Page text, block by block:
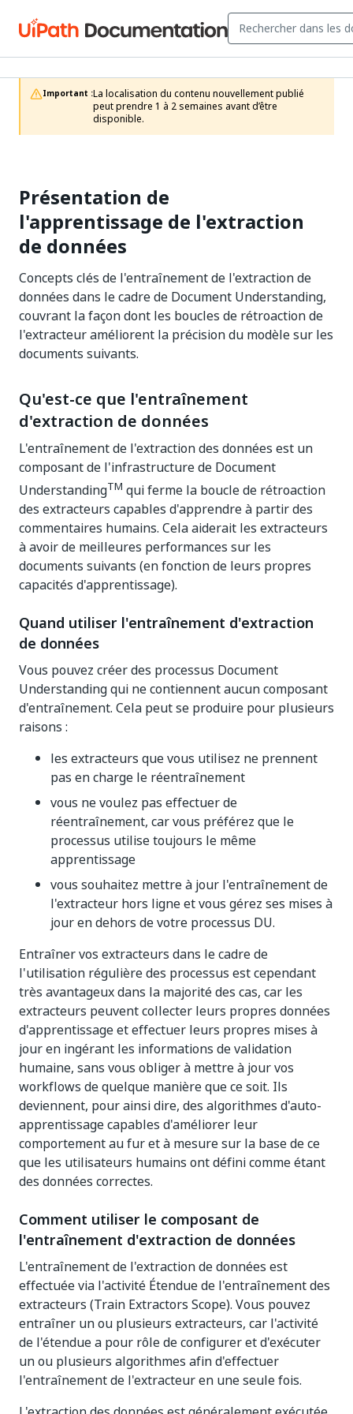
Important :La localisation du contenu nouvellement publié
peut prendre 1 à 2 semaines avant d’être
disponible.
Présentation de
l'apprentissage de l'extraction
de données
Concepts clés de l'entraînement de l'extraction de
données dans le cadre de Document Understanding,
couvrant la façon dont les boucles de rétroaction de
l'extracteur améliorent la précision du modèle sur les
documents suivants.
Qu'est-ce que l'entraînement
d'extraction de données
L'entraînement de l'extraction des données est un
composant de l'infrastructure de Document
UnderstandingTM qui ferme la boucle de rétroaction
des extracteurs capables d'apprendre à partir des
commentaires humains. Cela aiderait les extracteurs
à avoir de meilleures performances sur les
documents suivants (en fonction de leurs propres
capacités d'apprentissage).
Quand utiliser l'entraînement d'extraction
de données
Vous pouvez créer des processus Document
Understanding qui ne contiennent aucun composant
d'entraînement. Cela peut se produire pour plusieurs
raisons :
les extracteurs que vous utilisez ne prennent
pas en charge le réentraînement
vous ne voulez pas effectuer de
réentraînement, car vous préférez que le
processus utilise toujours le même
apprentissage
vous souhaitez mettre à jour l'entraînement de
l'extracteur hors ligne et vous gérez ses mises à
jour en dehors de votre processus DU.
Entraîner vos extracteurs dans le cadre de
l'utilisation régulière des processus est cependant
très avantageux dans la majorité des cas, car les
extracteurs peuvent collecter leurs propres données
d'apprentissage et effectuer leurs propres mises à
jour en ingérant les informations de validation
humaine, sans vous obliger à mettre à jour vos
workflows de quelque manière que ce soit. Ils
deviennent, pour ainsi dire, des algorithmes d'auto-
apprentissage capables d'améliorer leur
comportement au fur et à mesure sur la base de ce
que les utilisateurs humains ont défini comme étant
des données correctes.
Comment utiliser le composant de
l'entraînement d'extraction de données
L'entraînement de l'extraction de données est
effectuée via l'activité Étendue de l'entraînement des
extracteurs (Train Extractors Scope). Vous pouvez
entraîner un ou plusieurs extracteurs, car l'activité
de l'étendue a pour rôle de configurer et d'exécuter
un ou plusieurs algorithmes afin d'effectuer
l'entraînement de l'extracteur en une seule fois.